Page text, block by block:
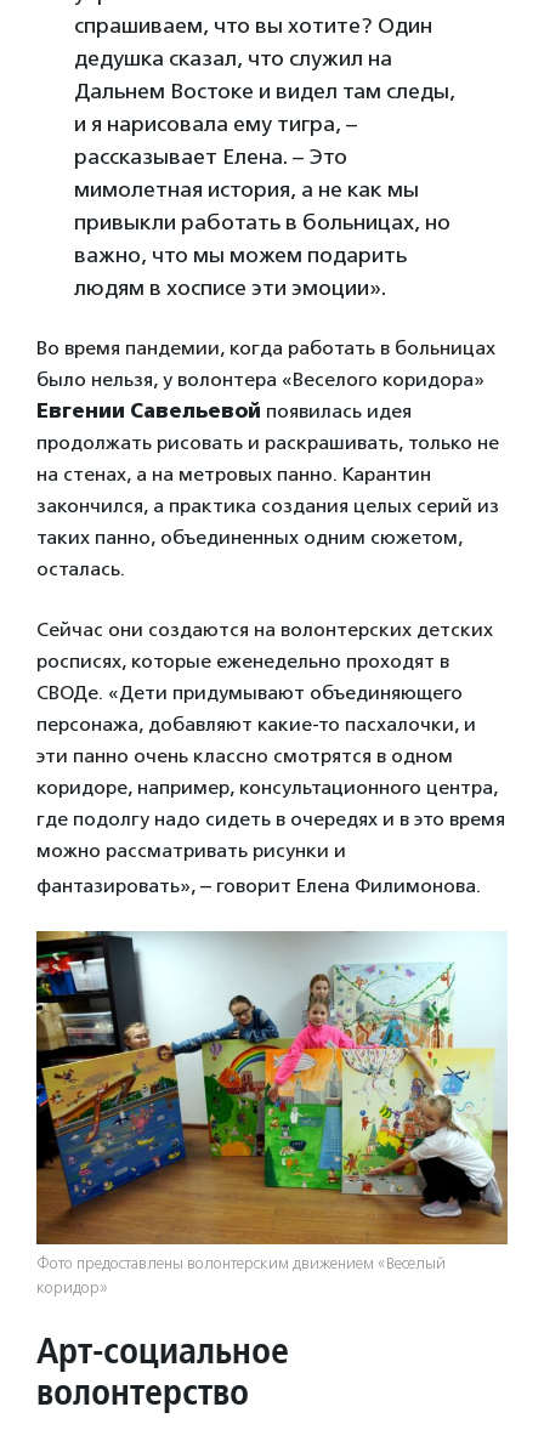
спрашиваем, что вы хотите? Один
дедушка сказал, что служил на
Дальнем Востоке и видел там следы,
и я нарисовала ему тигра, –
рассказывает Елена. – Это
мимолетная история, а не как мы
привыкли работать в больницах, но
важно, что мы можем подарить
людям в хосписе эти эмоции».
Во время пандемии, когда работать в больницах
было нельзя, у волонтера «Веселого коридора»
Евгении Савельевой появилась идея
продолжать рисовать и раскрашивать, только не
на стенах, а на метровых панно. Карантин
закончился, а практика создания целых серий из
таких панно, объединенных одним сюжетом,
осталась.
Сейчас они создаются на волонтерских детских
росписях, которые еженедельно проходят в
СВОДе. «Дети придумывают объединяющего
персонажа, добавляют какие-то пасхалочки, и
эти панно очень классно смотрятся в одном
коридоре, например, консультационного центра,
где подолгу надо сидеть в очередях и в это время
можно рассматривать рисунки и
фантазировать», – говорит Елена Филимонова.
Фото предоставлены волонтерским движением «Веселый
коридор»
Арт-социальное
волонтерство